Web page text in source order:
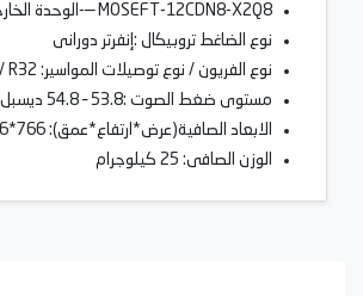
MOSEFT-12CDN8-X2Q8 —-الوحدة الخارجية
نوع الضاغط تروبيكال :إنفرتر دورانى
نوع الفريون / نوع توصيلات المواسير: R32 / فلير
مستوى ضغط الصوت :53.8 – 54.8 ديسبل
الابعاد الصافية(عرض*ارتفاع*عمق): 766*556*290 مليمتر
الوزن الصافى: 25 كيلوجرام